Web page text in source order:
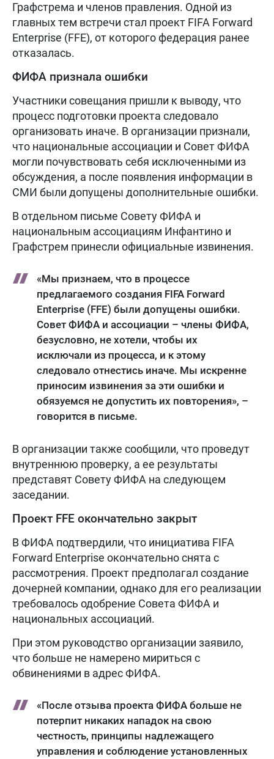
Графстрема и членов правления. Одной из
главных тем встречи стал проект FIFA Forward
Enterprise (FFE), от которого федерация ранее
отказалась.
ФИФА признала ошибки
Участники совещания пришли к выводу, что
процесс подготовки проекта следовало
организовать иначе. В организации признали,
что национальные ассоциации и Совет ФИФА
могли почувствовать себя исключенными из
обсуждения, а после появления информации в
СМИ были допущены дополнительные ошибки.
В отдельном письме Совету ФИФА и
национальным ассоциациям Инфантино и
Графстрем принесли официальные извинения.
«Мы признаем, что в процессе
предлагаемого создания FIFA Forward
Enterprise (FFE) были допущены ошибки.
Совет ФИФА и ассоциации – члены ФИФА,
безусловно, не хотели, чтобы их
исключали из процесса, и к этому
следовало отнестись иначе. Мы искренне
приносим извинения за эти ошибки и
обязуемся не допустить их повторения», –
говорится в письме.
В организации также сообщили, что проведут
внутреннюю проверку, а ее результаты
представят Совету ФИФА на следующем
заседании.
Проект FFE окончательно закрыт
В ФИФА подтвердили, что инициатива FIFA
Forward Enterprise окончательно снята с
рассмотрения. Проект предполагал создание
дочерней компании, однако для его реализации
требовалось одобрение Совета ФИФА и
национальных ассоциаций.
При этом руководство организации заявило,
что больше не намерено мириться с
обвинениями в адрес ФИФА.
«После отзыва проекта ФИФА больше не
потерпит никаких нападок на свою
честность, принципы надлежащего
управления и соблюдение установленных